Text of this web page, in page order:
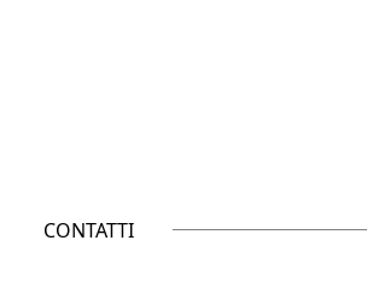
CONTATTI